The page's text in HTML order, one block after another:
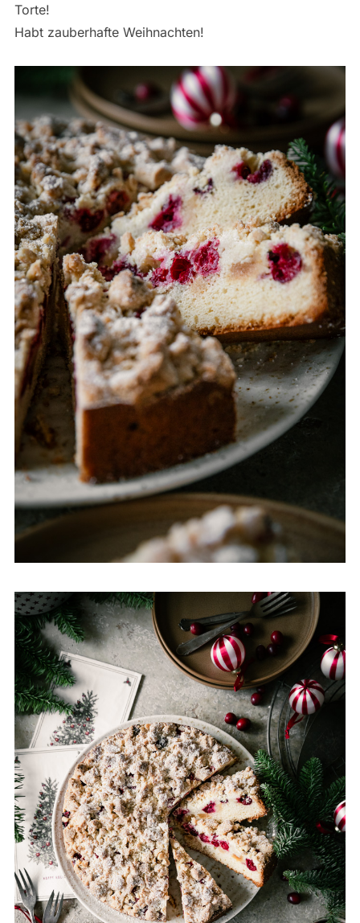
Torte!
Habt zauberhafte Weihnachten!